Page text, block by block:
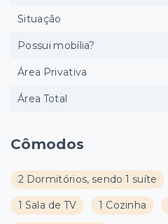
Cômodos
2 Dormitórios, sendo 1 suíte
1 Sala de TV 1 Cozinha
Situação
Possui mobília?
Área Privativa
Área Total